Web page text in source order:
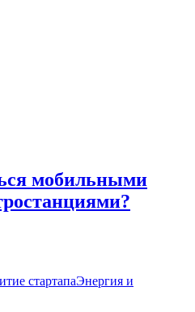
мобильными
стартапаЭнергия и